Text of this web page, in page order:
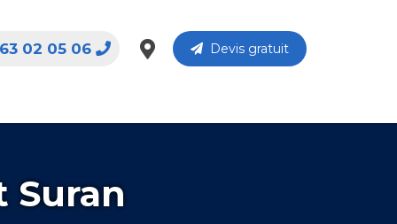
Devis gratuit
02 05 06
Suran